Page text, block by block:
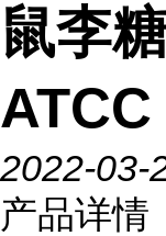
鼠李
2022-03-
产品详情